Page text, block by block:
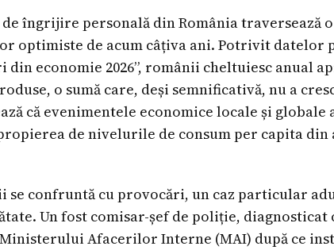
îngrijire personală din România traversează
optimiste de acum câțiva ani. Potrivit datelor
economie 2026”, românii cheltuiesc anual
o sumă care, deși semnificativă, nu a
că evenimentele economice locale și
de nivelurile de consum per capita
confruntă cu provocări, un caz particular
Un fost comisar-șef de poliție, diagnosticat
Afacerilor Interne (MAI) după ce